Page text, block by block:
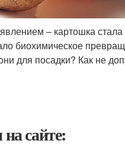
– картошка
биохимическое
для посадки? Как не
сайте: